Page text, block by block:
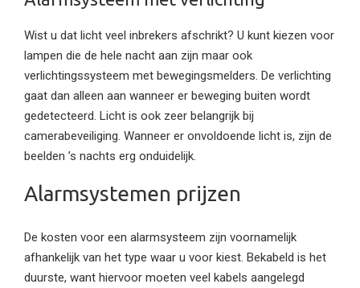
Wist u dat licht veel inbrekers afschrikt? U kunt kiezen voor
lampen die de hele nacht aan zijn maar ook
verlichtingssysteem met bewegingsmelders. De verlichting
gaat dan alleen aan wanneer er beweging buiten wordt
gedetecteerd. Licht is ook zeer belangrijk bij
camerabeveiliging. Wanneer er onvoldoende licht is, zijn de
beelden ’s nachts erg onduidelijk.
Alarmsystemen prijzen
De kosten voor een alarmsysteem zijn voornamelijk
afhankelijk van het type waar u voor kiest. Bekabeld is het
duurste, want hiervoor moeten veel kabels aangelegd